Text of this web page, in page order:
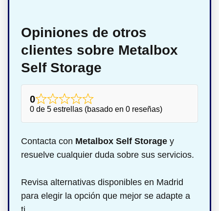
Opiniones de otros
clientes sobre Metalbox
Self Storage
0
0 de 5 estrellas (basado en 0 reseñas)
Contacta con Metalbox Self Storage y
resuelve cualquier duda sobre sus servicios.
Revisa alternativas disponibles en Madrid
para elegir la opción que mejor se adapte a